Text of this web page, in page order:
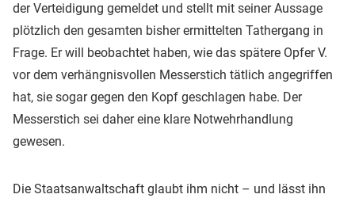
der Verteidigung gemeldet und stellt mit seiner Aussage
plötzlich den gesamten bisher ermittelten Tathergang in
Frage. Er will beobachtet haben, wie das spätere Opfer V.
vor dem verhängnisvollen Messerstich tätlich angegriffen
hat, sie sogar gegen den Kopf geschlagen habe. Der
Messerstich sei daher eine klare Notwehrhandlung
gewesen.
Die Staatsanwaltschaft glaubt ihm nicht – und lässt ihn